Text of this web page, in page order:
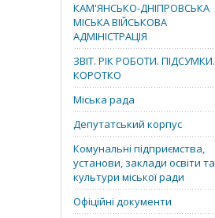
КАМ'ЯНСЬКО-ДНІПРОВСЬКА
МІСЬКА ВІЙСЬКОВА
АДМІНІСТРАЦІЯ
ЗВІТ. РІК РОБОТИ. ПІДСУМКИ.
КОРОТКО
Міська рада
Депутатський корпус
Комунальні підприємства,
установи, заклади освіти та
культури міської ради
Офіційні документи